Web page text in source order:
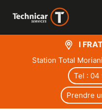
I
Station Total
Tel : 04
Prendre